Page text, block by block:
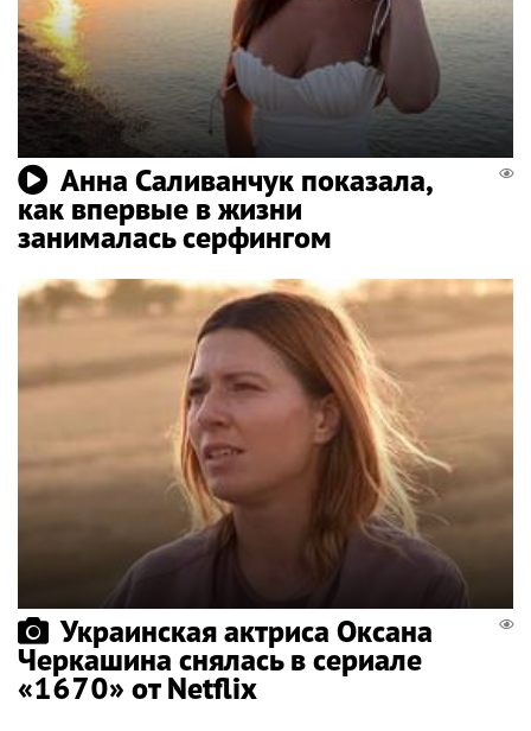
Анна Саливанчук показала,
как впервые в жизни
занималась серфингом
Украинская актриса Оксана
Черкашина снялась в сериале
«1670» от Netflix